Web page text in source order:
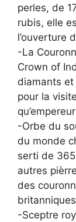
perles, de
rubis, elle
l’ouverture
-La
Crown of
diamants
pour la
-Orbe du
du monde
serti de
autres
des
-Sceptre